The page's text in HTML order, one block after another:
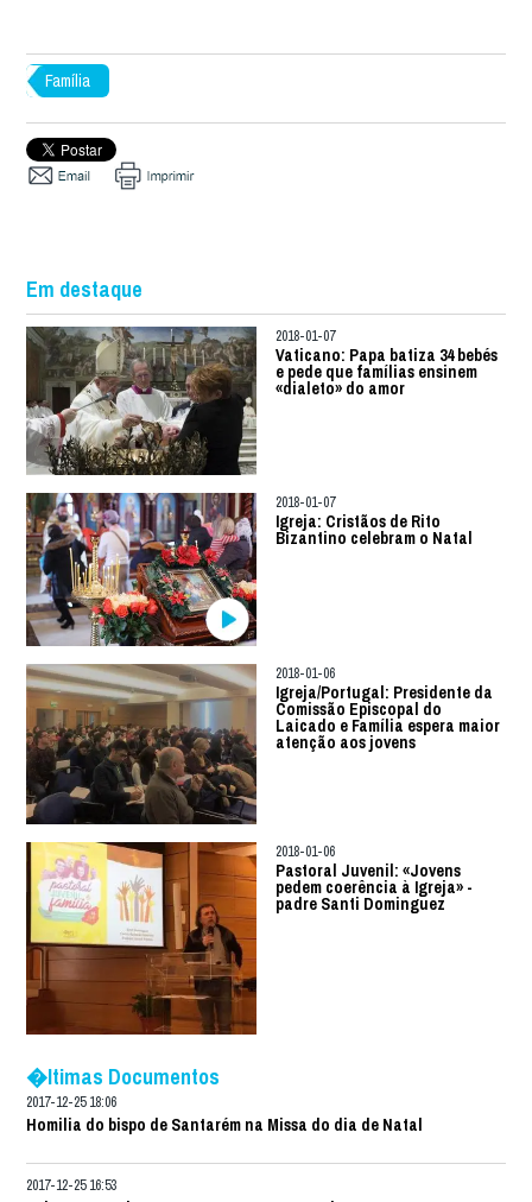
Família
Em destaque
2018-01-07
Vaticano: Papa batiza 34 bebés
e pede que famílias ensinem
«dialeto» do amor
2018-01-07
Igreja: Cristãos de Rito
Bizantino celebram o Natal
2018-01-06
Igreja/Portugal: Presidente da
Comissão Episcopal do
Laicado e Família espera maior
atenção aos jovens
2018-01-06
Pastoral Juvenil: «Jovens
pedem coerência à Igreja» -
padre Santi Dominguez
�ltimas Documentos
2017-12-25 18:06
Homilia do bispo de Santarém na Missa do dia de Natal
2017-12-25 16:53